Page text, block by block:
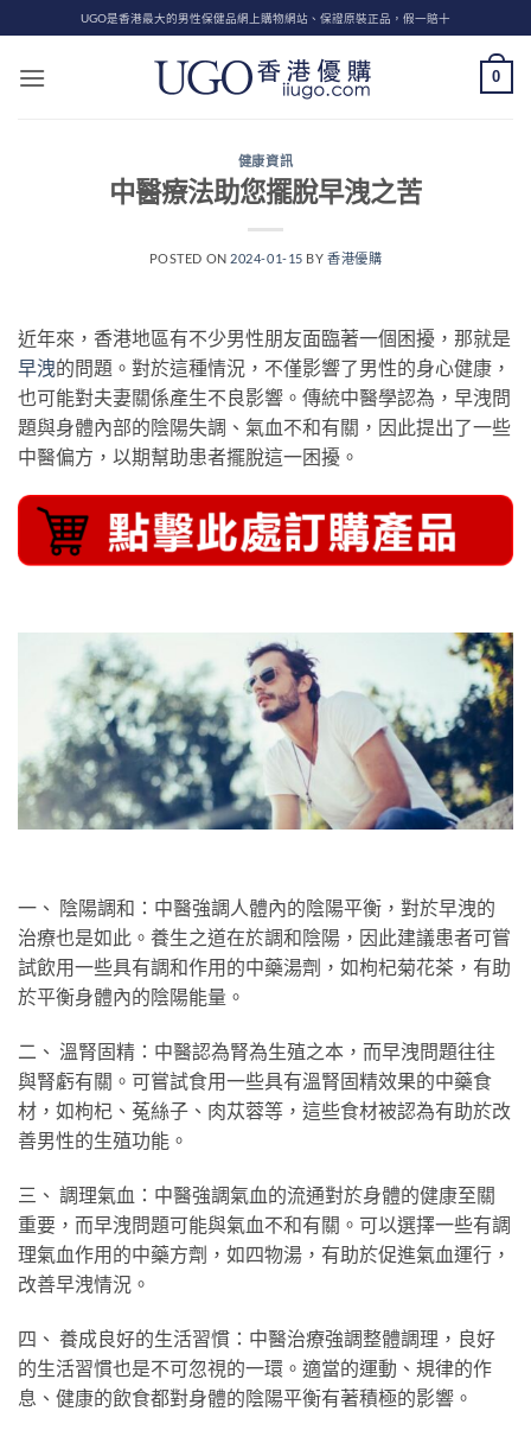
to
content
UGO是香港最大的男性保健品網上購物網站、保證原裝正品，假一賠十
0
健康資訊
中醫療法助您擺脫早洩之苦
POSTED ON 2024-01-15 BY香港優購
近年來，香港地區有不少男性朋友面臨著一個困擾，那就是
早洩的問題。對於這種情況，不僅影響了男性的身心健康，
也可能對夫妻關係產生不良影響。傳統中醫學認為，早洩問
題與身體內部的陰陽失調、氣血不和有關，因此提出了一些
中醫偏方，以期幫助患者擺脫這一困擾。
一、 陰陽調和：中醫強調人體內的陰陽平衡，對於早洩的
治療也是如此。養生之道在於調和陰陽，因此建議患者可嘗
試飲用一些具有調和作用的中藥湯劑，如枸杞菊花茶，有助
於平衡身體內的陰陽能量。
二、 溫腎固精：中醫認為腎為生殖之本，而早洩問題往往
與腎虧有關。可嘗試食用一些具有溫腎固精效果的中藥食
材，如枸杞、菟絲子、肉苁蓉等，這些食材被認為有助於改
善男性的生殖功能。
三、 調理氣血：中醫強調氣血的流通對於身體的健康至關
重要，而早洩問題可能與氣血不和有關。可以選擇一些有調
理氣血作用的中藥方劑，如四物湯，有助於促進氣血運行，
改善早洩情況。
四、 養成良好的生活習慣：中醫治療強調整體調理，良好
的生活習慣也是不可忽視的一環。適當的運動、規律的作
息、健康的飲食都對身體的陰陽平衡有著積極的影響。